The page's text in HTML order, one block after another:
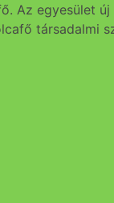
Az egyesület
társadalmi